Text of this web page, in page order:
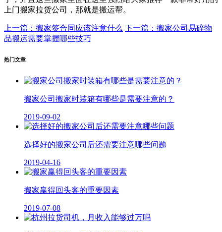
上门搬家拉货公司，那就是搬运帮。
上一篇：搬家签合同应该注意什么 下一篇：搬家公司易碎物
品搬运需要掌握哪些技巧
热门文章
搬家公司搬家时装箱有哪些是需要注意的？
2019-09-02
选择好的搬家公司后还需要注意哪些问题
2019-04-16
搬家赢得回头客的重要因素
2019-07-08